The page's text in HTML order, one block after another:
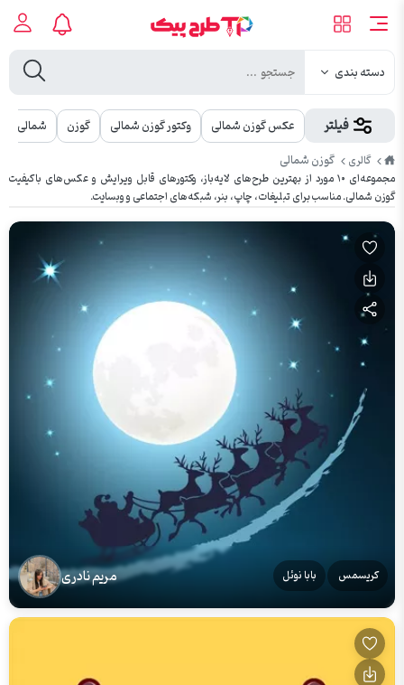
دسته بندی
فیلتر عکس گوزن شمالی وکتور گوزن شمالی گوزن
شمالی
طرح
پیک
گالری گوزن شمالی
مجموعه‌ای ۱۰ مورد از بهترین طرح‌های لایه‌باز، وکتورهای قابل ویرایش و عکس‌های باکیفیت
گوزن شمالی. مناسب برای تبلیغات، چاپ، بنر، شبکه‌های اجتماعی و وبسایت.
کریسمس بابا نوئل مریم نادری